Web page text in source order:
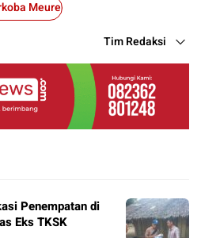
Meureudu
Tim Redaksi
Penempatan di
Eks TKSK